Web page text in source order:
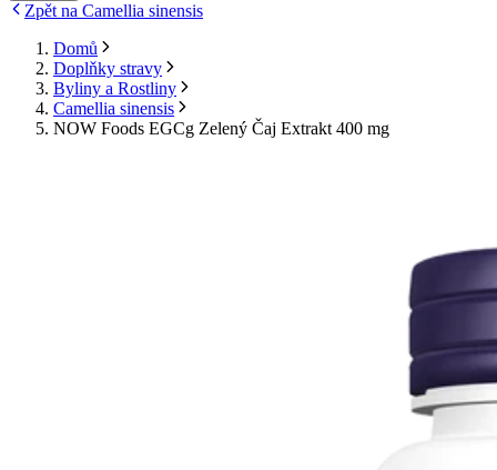
Zpět na Camellia sinensis
Domů
Doplňky stravy
Byliny a Rostliny
Camellia sinensis
NOW Foods EGCg Zelený Čaj Extrakt 400 mg